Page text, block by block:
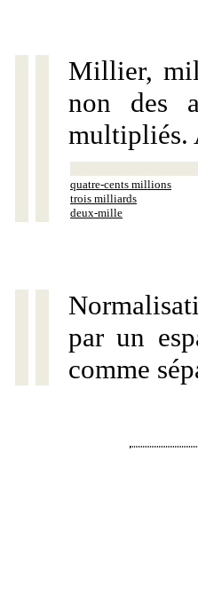
Millier,
non des
multipliés.
quatre-cents millions
trois milliards
deux-mille
par un
comme